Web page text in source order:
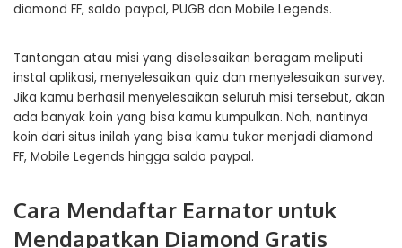
diamond FF, saldo paypal, PUGB dan Mobile Legends.
Tantangan atau misi yang diselesaikan beragam meliputi
instal aplikasi, menyelesaikan quiz dan menyelesaikan survey.
Jika kamu berhasil menyelesaikan seluruh misi tersebut, akan
ada banyak koin yang bisa kamu kumpulkan. Nah, nantinya
koin dari situs inilah yang bisa kamu tukar menjadi diamond
FF, Mobile Legends hingga saldo paypal.
Cara Mendaftar Earnator untuk
Mendapatkan Diamond Gratis